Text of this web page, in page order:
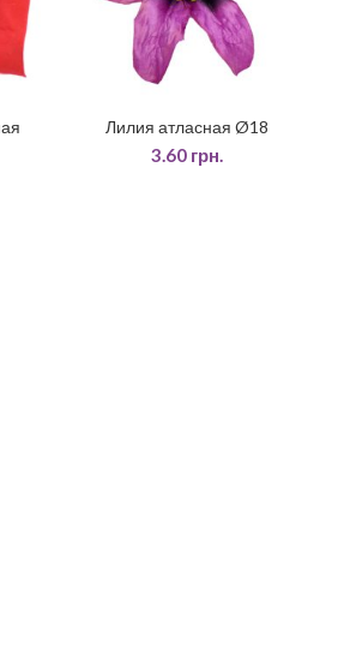
ОБЕРІТЬ ОПЦІЇ
Лилия атласная Ø18
3.60 грн.